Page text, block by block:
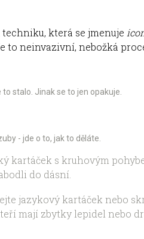
která se jmenuje
to neinvazivní, nebožká
stalo. Jinak se to jen opakuje.
- jde o to, jak to děláte.
kartáček s kruhovým
do dásní.
jazykový kartáček nebo
mají zbytky lepidel nebo